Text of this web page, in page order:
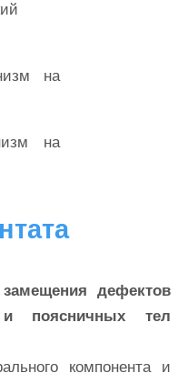
на
дефектов
поясничных тел
компонента и